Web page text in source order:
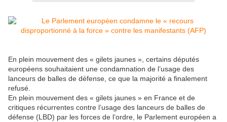
En plein mouvement des « gilets jaunes », certains députés
européens souhaitaient une condamnation de l’usage des
lanceurs de balles de défense, ce que la majorité a finalement
refusé.
En plein mouvement des « gilets jaunes » en France et de
critiques récurrentes contre l’usage des lanceurs de balles de
défense (LBD) par les forces de l’ordre, le Parlement européen a